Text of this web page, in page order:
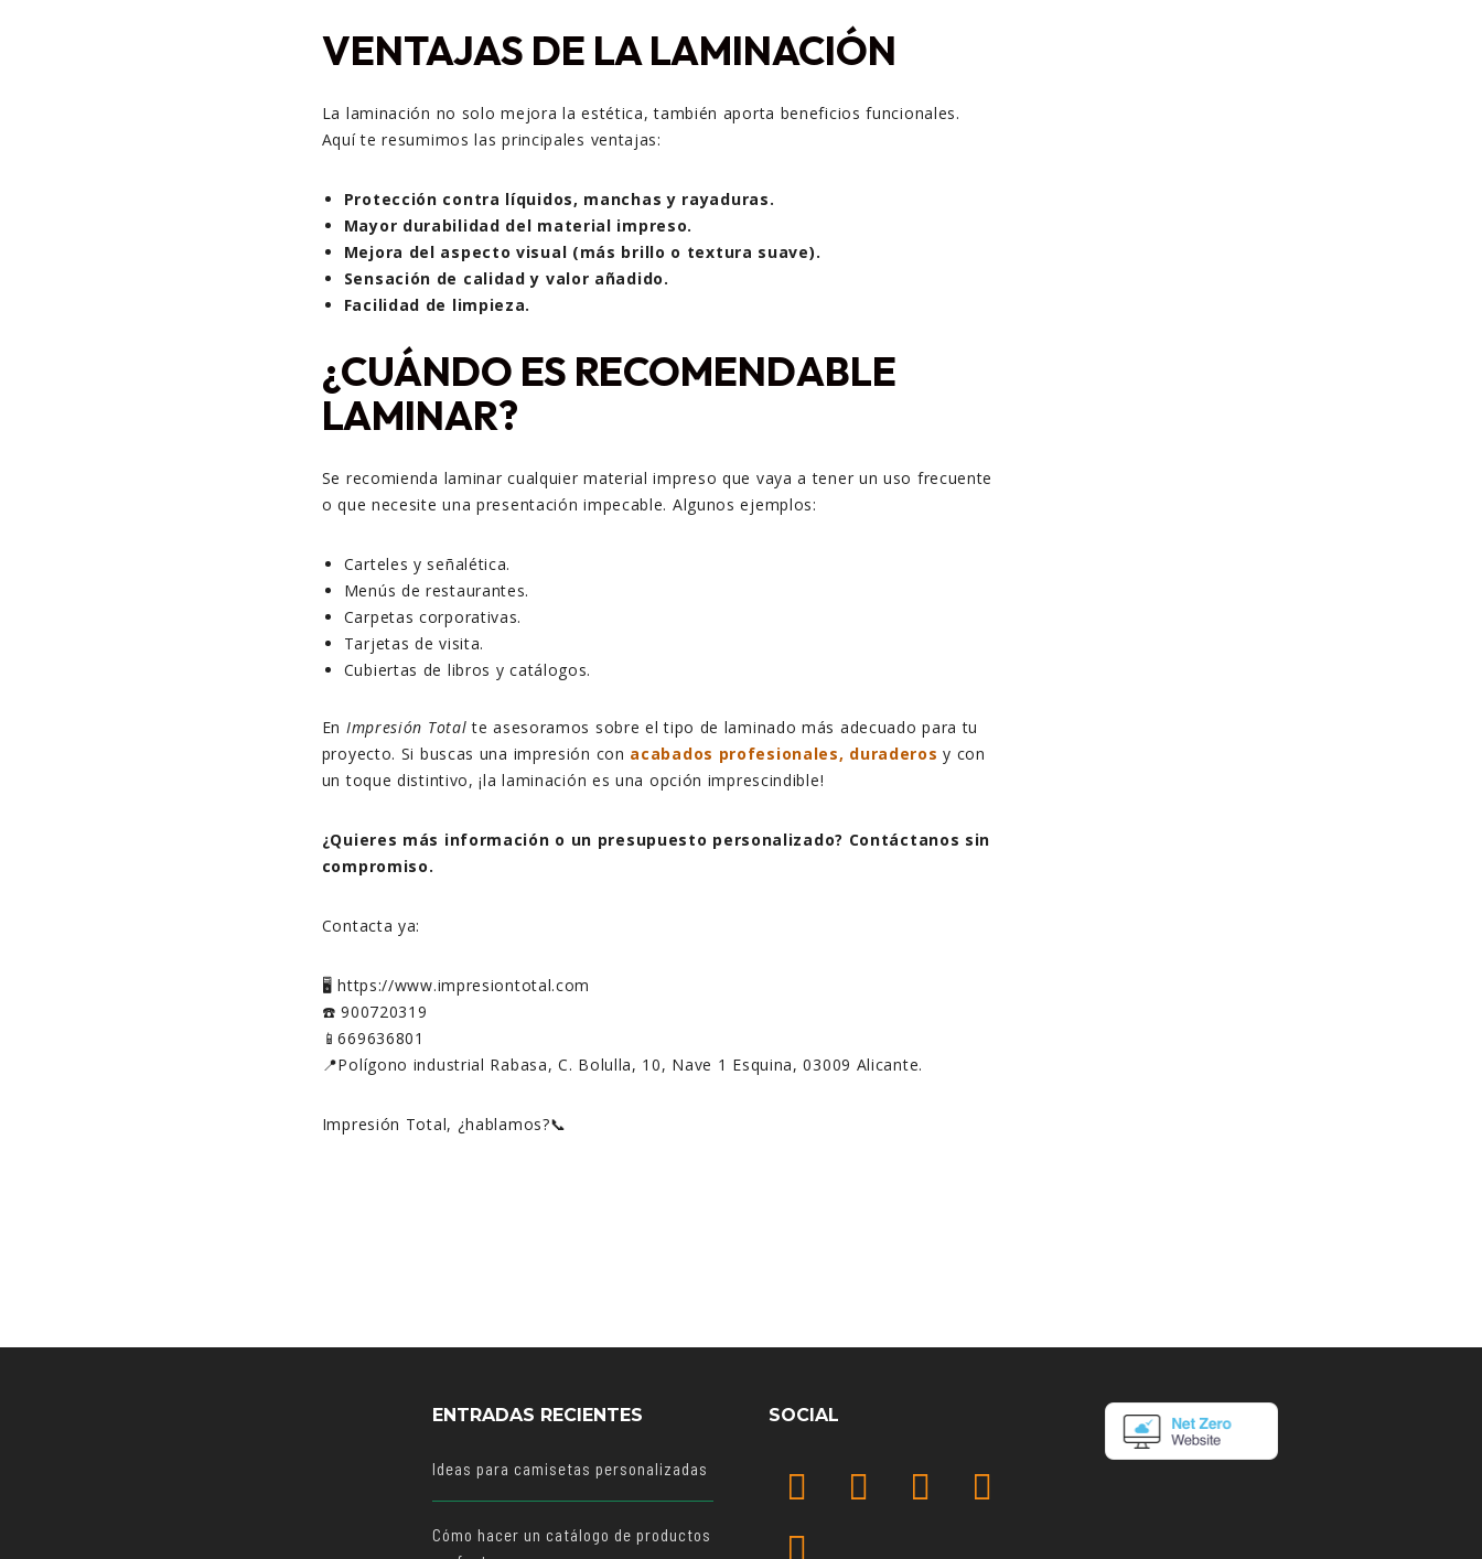
VENTAJAS DE LA LAMINACIÓN
La laminación no solo mejora la estética, también aporta beneficios funcionales.
Aquí te resumimos las principales ventajas:
Protección contra líquidos, manchas y rayaduras.
Mayor durabilidad del material impreso.
Mejora del aspecto visual (más brillo o textura suave).
Sensación de calidad y valor añadido.
Facilidad de limpieza.
¿CUÁNDO ES RECOMENDABLE
LAMINAR?
Se recomienda laminar cualquier material impreso que vaya a tener un uso frecuente
o que necesite una presentación impecable. Algunos ejemplos:
Carteles y señalética.
Menús de restaurantes.
Carpetas corporativas.
Tarjetas de visita.
Cubiertas de libros y catálogos.
En Impresión Totalte asesoramos sobre el tipo de laminado más adecuado para tu
proyecto. Si buscas una impresión con acabados profesionales, duraderos y con
un toque distintivo, ¡la laminación es una opción imprescindible!
¿Quieres más información o un presupuesto personalizado? Contáctanos sin
compromiso.
Contacta ya:
🖥️ https://www.impresiontotal.com
☎️ 900720319
📱669636801
📍Polígono industrial Rabasa, C. Bolulla, 10, Nave 1 Esquina, 03009 Alicante.
Impresión Total, ¿hablamos?📞
ENTRADAS RECIENTES
Ideas para camisetas personalizadas
Cómo hacer un catálogo de productos
SOCIAL